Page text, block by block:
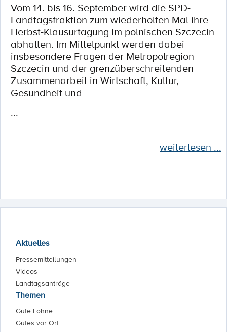
Vom 14. bis 16. September wird die SPD-
Landtagsfraktion zum wiederholten Mal ihre
Herbst-Klausurtagung im polnischen Szczecin
abhalten. Im Mittelpunkt werden dabei
insbesondere Fragen der Metropolregion
Szczecin und der grenzüberschreitenden
Zusammenarbeit in Wirtschaft, Kultur,
Gesundheit und
...
weiterlesen ...
Aktuelles
Pressemitteilungen
Videos
Landtagsanträge
Themen
Gute Löhne
Gutes vor Ort